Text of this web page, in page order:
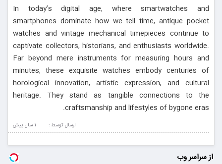
In today’s digital age, where smartwatches and
smartphones dominate how we tell time, antique pocket
watches and vintage mechanical timepieces continue to
captivate collectors, historians, and enthusiasts worldwide.
Far beyond mere instruments for measuring hours and
minutes, these exquisite watches embody centuries of
horological innovation, artistic expression, and cultural
heritage. They stand as tangible connections to the
craftsmanship and lifestyles of bygone eras.
1 سال پيش ارسال توسط :
از سراسر وب